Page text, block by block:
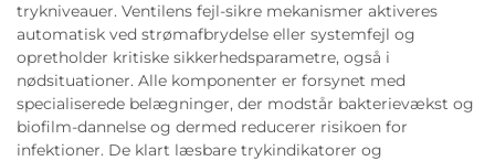
trykniveauer. Ventilens fejl-sikre mekanismer aktiveres
automatisk ved strømafbrydelse eller systemfejl og
opretholder kritiske sikkerhedsparametre, også i
nødsituationer. Alle komponenter er forsynet med
specialiserede belægninger, der modstår bakterievækst og
biofilm-dannelse og dermed reducerer risikoen for
infektioner. De klart læsbare trykindikatorer og